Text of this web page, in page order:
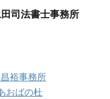
司法書士事務所
裕事務所
おばの杜